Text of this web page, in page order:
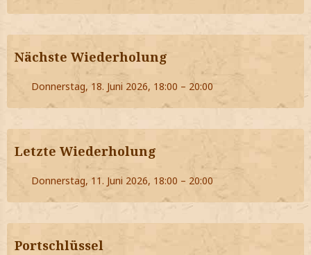
Nächste Wiederholung
Donnerstag, 18. Juni 2026, 18:00 – 20:00
Letzte Wiederholung
Donnerstag, 11. Juni 2026, 18:00 – 20:00
Portschlüssel